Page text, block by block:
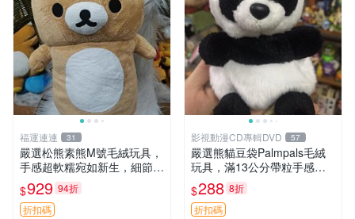
福運連連 31
嚴選松熊素熊M號毛絨玩具，
手感超軟糯宛如新生，細節精
緻完美無瑕，推薦送禮或珍
藏，中古狀態保養得宜。 松
熊 素熊 毛絨doll
$929 94折
折扣碼
影視動漫CD專輯DVD 57
嚴選熊貓豆袋Palmpals毛絨
玩具，滿13公分帶粒手感極
佳，電影主題周邊推薦 熊貓
Palmpals 毛絨玩具 豆袋 劇場
版周邊
$288 8折
折扣碼